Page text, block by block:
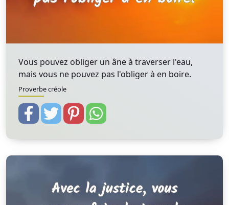
Vous pouvez obliger un âne à traverser l'eau,
mais vous ne pouvez pas l'obliger à en boire.
Proverbe créole